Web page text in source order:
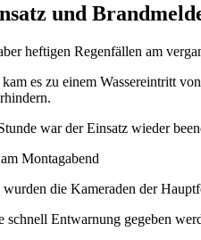
und
heftigen Regenfällen am
es zu einem Wassereintritt
war der Einsatz wieder
Montagabend
die Kameraden der
schnell Entwarnung gegeben